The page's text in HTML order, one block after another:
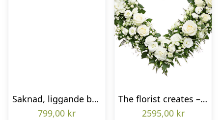
Saknad, liggande bukett
799,00 kr
The florist creates – Funeral heart
2595,00 kr